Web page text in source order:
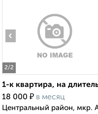
2/2
‹
1-к квартира, на
18 000 ₽ в месяц
Центральный район, мкр.